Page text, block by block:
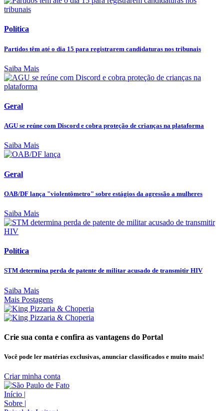
Política
Partidos têm até o dia 15 para registrarem candidaturas nos tribunais
Saiba Mais
Geral
AGU se reúne com Discord e cobra proteção de crianças na plataforma
Saiba Mais
Geral
OAB/DF lança "violentômetro" sobre estágios da agressão a mulheres
Saiba Mais
Política
STM determina perda de patente de militar acusado de transmitir HIV
Saiba Mais
Mais Postagens
Crie sua conta e confira as vantagens do Portal
Você pode ler matérias exclusivas, anunciar classificados e muito mais!
Criar minha conta
Início |
Sobre |